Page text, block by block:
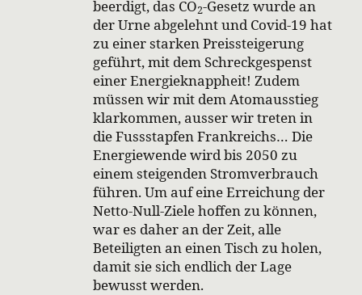
beerdigt, das CO2-Gesetz wurde an
der Urne abgelehnt und Covid-19 hat
zu einer starken Preissteigerung
geführt, mit dem Schreckgespenst
einer Energieknappheit! Zudem
müssen wir mit dem Atomausstieg
klarkommen, ausser wir treten in
die Fussstapfen Frankreichs… Die
Energiewende wird bis 2050 zu
einem steigenden Stromverbrauch
führen. Um auf eine Erreichung der
Netto-Null-Ziele hoffen zu können,
war es daher an der Zeit, alle
Beteiligten an einen Tisch zu holen,
damit sie sich endlich der Lage
bewusst werden.